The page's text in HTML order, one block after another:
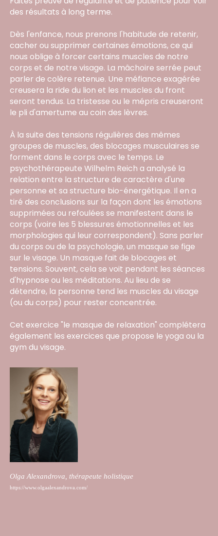
des résultats à long terme.
Dès l'enfance, nous prenons l'habitude de retenir,
cacher ou supprimer certaines émotions, ce qui
nous oblige à forcer certains muscles de notre
corps et de notre visage. La mâchoire serrée peut
parler de colère retenue. Une méfiance exagérée
creusera la ride du lion et les muscles du front
seront tendus. La tristesse ou le mépris creuseront
le pli d'amertume au coin des lèvres.
À la suite des tensions régulières des mêmes
groupes de muscles, des blocages musculaires se
forment dans le corps avec le temps. Le
psychothérapeute Wilhelm Reich a analysé la
relation entre la structure de caractère d'une
personne et sa structure bio-énergétique. Il en a
tiré des conclusions sur la façon dont les émotions
supprimées ou refoulées se manifestent dans le
corps (voire les 5 blessures émotionnelles et les
morphologies qui leur correspondent). Sans parler
du corps ou de la psychologie, un masque se fige
sur le visage. Un masque fait de blocages et
tensions. Souvent, cela se voit pendant les séances
d'hypnose ou les méditations. Au lieu de se
détendre, la personne tend les muscles du visage
(ou du corps) pour rester concentrée.
Cet exercice "le masque de relaxation" complétera
également les exercices que propose le yoga ou la
gym du visage.
Olga Alexandrova, thérapeute holistique
https://www.olgaalexandrova.com/